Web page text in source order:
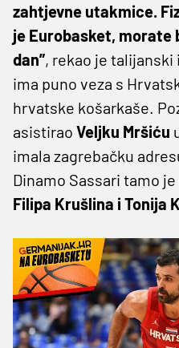
zahtjevne utakmice.
je Eurobasket,
dan”, rekao je
ima puno veza s
hrvatske košarkaše.
asistirao Veljku Mršiću
imala zagrebačku
Dinamo Sassari tamo
Filipa Krušlina i Tonija